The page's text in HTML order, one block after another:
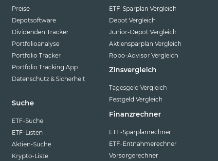
Preise
Depotsoftware
Dividenden Tracker
Portfolioanalyse
Portfolio Tracker
Portfolio Tracking App
Datenschutz & Sicherheit
Suche
ETF-Suche
ETF-Listen
Aktien-Suche
Krypto-Liste
ETF-Sparplan Vergleich
Depot Vergleich
Junior-Depot Vergleich
Aktiensparplan Vergleich
Robo-Advisor Vergleich
Zinsvergleich
Tagesgeld Vergleich
Festgeld Vergleich
Finanzrechner
ETF-Sparplanrechner
ETF-Entnahmerechner
Vorsorgerechner